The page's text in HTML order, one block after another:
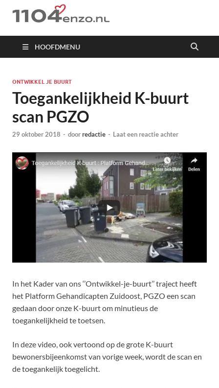
1104 en zo
HOOFDMENU
ONTWIKKEL JE BUURT
Toegankelijkheid K-buurt
scan PGZO
29 oktober 2018 - doorredactie - Laat een reactie achter
In het Kader van ons ‘’Ontwikkel-je-buurt’’ traject heeft
het Platform Gehandicapten Zuidoost, PGZO een scan
gedaan door onze K-buurt om minutieus de
toegankelijkheid te toetsen.
In deze video, ook vertoond op de grote K-buurt
bewonersbijeenkomst van vorige week, wordt de scan en
de toegankelijk toegelicht.